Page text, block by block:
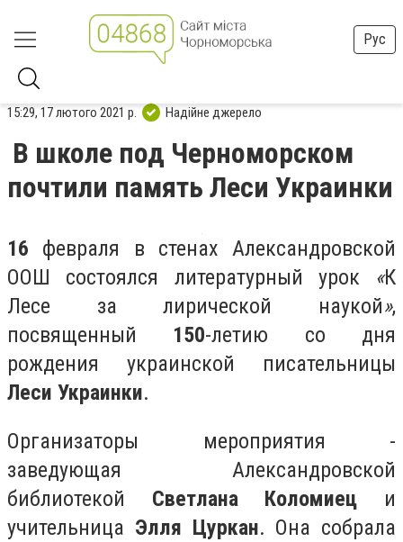
Рус
15:29, 17 лютого 2021 р. Надійне джерело
В школе под Черноморском
почтили память Леси Украинки
16 февраля в стенах Александровской
ООШ состоялся литературный урок «К
Лесе за лирической наукой»,
посвященный 150-летию со дня
рождения украинской писательницы
Леси Украинки.
Организаторы мероприятия -
заведующая Александровской
библиотекой Светлана Коломиец и
учительница Элля Цуркан. Она собрала